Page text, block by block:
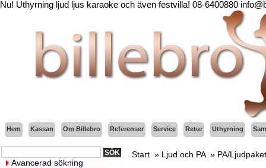
Nu! Uthyrning ljud ljus karaoke och även festvilla! 08-6400880
Hem Kassan Om Billebro Referenser Service Retur Uthyrning
Avancerad sökning
Start » Ljud och PA» PA/Ljudpaket